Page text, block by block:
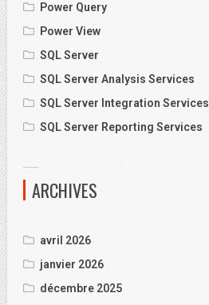
Power Query
Power View
SQL Server
SQL Server Analysis Services
SQL Server Integration Services
SQL Server Reporting Services
ARCHIVES
avril 2026
janvier 2026
décembre 2025